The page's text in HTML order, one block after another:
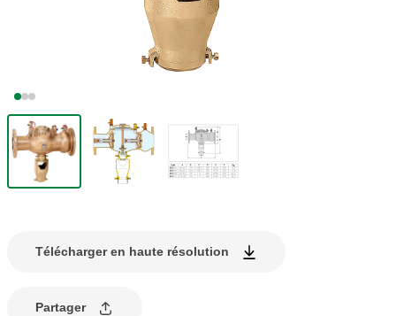
Télécharger en haute résolution
Partager